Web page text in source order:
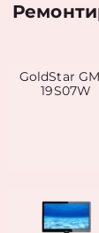
GoldStar
19S07W